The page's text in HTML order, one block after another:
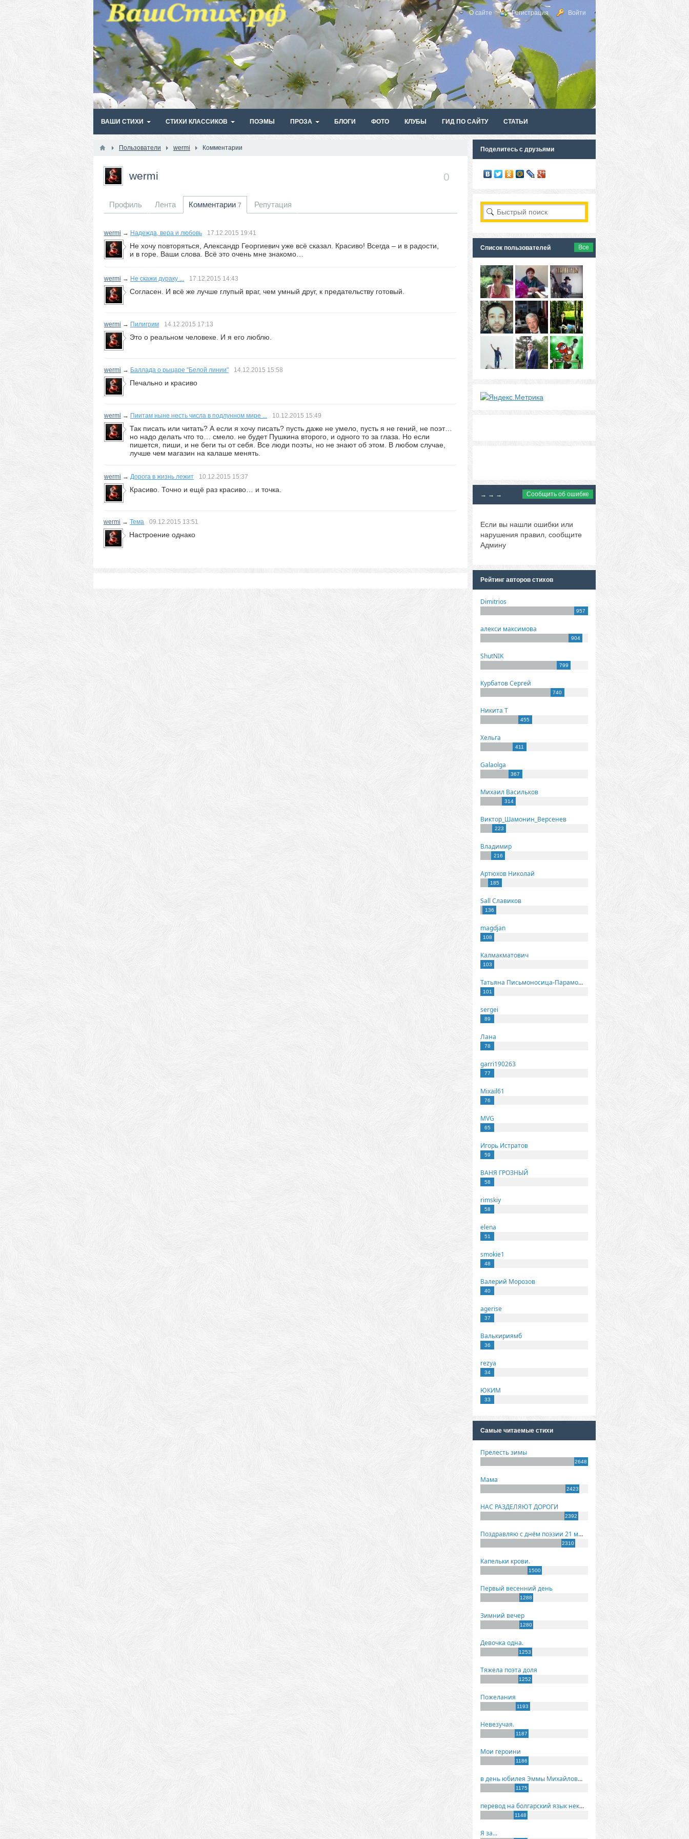
О сайте Регистрация Войти
ВАШИ СТИХИ СТИХИ КЛАССИКОВ ПОЭМЫ ПРОЗА БЛОГИ ФОТО КЛУБЫ ГИД ПО САЙТУ СТАТЬИ
Пользователи wermi Комментарии
0
wermi
Профиль Лента Комментарии 7 Репутация
wermi → Надежда, вера и любовь 17.12.2015 19:41
Не хочу повторяться, Александр Георгиевич уже всё сказал. Красиво! Всегда – и в радости,
и в горе. Ваши слова. Всё это очень мне знакомо…
wermi → Не скажи дураку ... 17.12.2015 14:43
Согласен. И всё же лучше глупый враг, чем умный друг, к предательству готовый.
wermi → Пилигрим 14.12.2015 17:13
Это о реальном человеке. И я его люблю.
wermi → Баллада о рыцаре "Белой линии" 14.12.2015 15:58
Печально и красиво
wermi → Пиитам ныне несть числа в подлунном мире ... 10.12.2015 15:49
Так писать или читать? А если я хочу писать? пусть даже не умело, пусть я не гений, не поэт…
но надо делать что то… смело. не будет Пушкина второго, и одного то за глаза. Но если
пишется, пиши, и не беги ты от себя. Все люди поэты, но не знают об этом. В любом случае,
лучше чем магазин на калаше менять.
wermi → Дорога в жизнь лежит 10.12.2015 15:37
Красиво. Точно и ещё раз красиво… и точка.
wermi → Тема 09.12.2015 13:51
Настроение однако
Поделитесь с друзьями
Список пользователей Все
→ → → Сообщить об ошибке
Если вы нашли ошибки или
нарушения правил, сообщите
Админу
Рейтинг авторов стихов
Dimitrios
957
алекси максимова
904
ShutNIK
799
Курбатов Сергей
740
Никита Т
455
Хельга
411
Galaolga
367
Михаил Васильков
314
Виктор_Шамонин_Версенев
223
Владимир
216
Артюхов Николай
185
Sall Славиков
136
magdjan
108
Калмакматович
103
Татьяна Письмоносица-Парамонова
101
sergei
89
Лана
78
garri190263
77
Mixail61
76
MVG
65
Игорь Истратов
59
ВАНЯ ГРОЗНЫЙ
58
rimskiy
58
elena
51
smokie1
48
Валерий Морозов
40
agerise
37
Валькириямб
36
rezya
34
ЮКИМ
33
Самые читаемые стихи
Прелесть зимы
2648
Мама
2423
НАС РАЗДЕЛЯЮТ ДОРОГИ
2392
Поздравляю с днём поэзии 21 марта!
2310
Капельки крови.
1500
Первый весенний день
1288
Зимний вечер
1280
Девочка одна.
1253
Тяжела поэта доля
1252
Пожелания
1193
Невезучая.
1187
Мои героини
1186
в день юбилея Эммы Михайловны Киселевой
1175
перевод на болгарский язык некоторых моих стихов
1148
Я за...